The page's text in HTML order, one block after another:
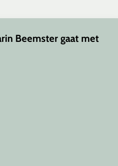
Beemster gaat met